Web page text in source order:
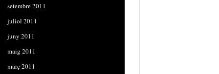
setembre 2011
juliol 2011
juny 2011
maig 2011
març 2011